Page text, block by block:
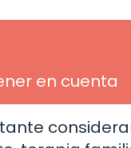
en cuenta